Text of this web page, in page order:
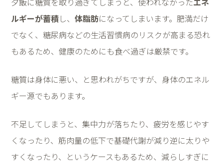
ルギーが蓄積し、 体脂肪になってしまいます。肥満だけ
でなく、糖尿病などの生活習慣病のリスクが高まる恐れ
もあるため、健康のためにも食べ過ぎは厳禁です。
糖質は身体に悪い、と思われがちですが、身体のエネル
ギー源でもあります。
不足してしまうと、集中力が落ちたり、疲労を感じやす
くなったり、筋肉量の低下で基礎代謝が減り逆に太りや
すくなったり、というケースもあるため、減らしすぎに